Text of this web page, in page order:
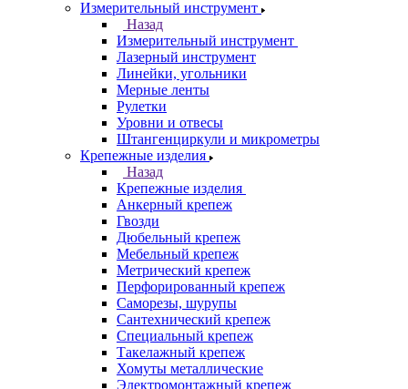
Измерительный инструмент
Назад
Измерительный инструмент
Лазерный инструмент
Линейки, угольники
Мерные ленты
Рулетки
Уровни и отвесы
Штангенциркули и микрометры
Крепежные изделия
Назад
Крепежные изделия
Анкерный крепеж
Гвозди
Дюбельный крепеж
Мебельный крепеж
Метрический крепеж
Перфорированный крепеж
Саморезы, шурупы
Сантехнический крепеж
Специальный крепеж
Такелажный крепеж
Хомуты металлические
Электромонтажный крепеж